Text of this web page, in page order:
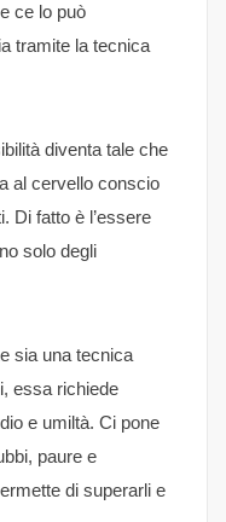
ce lo può
tramite la tecnica
diventa tale che
al cervello conscio
Di fatto è l’essere
solo degli
sia una tecnica
essa richiede
e umiltà. Ci pone
paure e
di superarli e